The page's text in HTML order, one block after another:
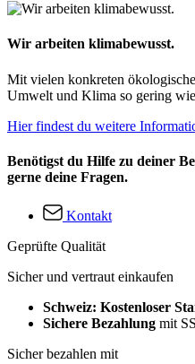
Wir arbeiten klimabewusst.
Mit vielen konkreten
Umwelt und Klima so gering
Hier findest du weitere
Benötigst du Hilfe zu deiner
gerne deine Fragen.
Kontakt
Geprüfte Qualität
Sicher und vertraut einkaufen
Schweiz: Kostenloser
Sichere Bezahlung mit
Sicher bezahlen mit